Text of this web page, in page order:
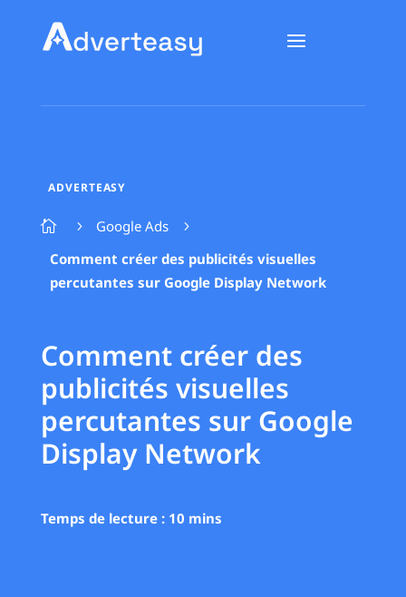
ADVERTEASY
 5 Google Ads 5
Comment créer des publicités visuelles
percutantes sur Google Display Network
Comment créer des
publicités visuelles
percutantes sur Google
Display Network